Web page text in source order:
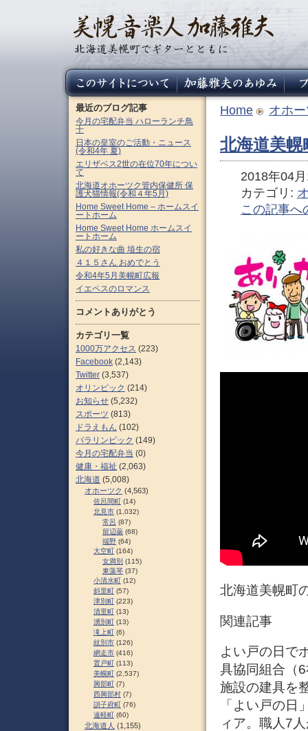
Home オホ
北海道美
2018年04
カテゴリ:
この記事へ
北海道美幌町
関連記事
よい戸の日で
具協同組合（
施設の建具を
「よい戸の
ィア。職人7
最近のブログ記事
今月の宅配弁当 ハローランチ鳥
十
日本の皇室のご活動・ニュース
(令和4年 夏)
エリザベス2世の在位70年につい
て
北海道オホーツク管内保健所 保
護犬猫情報(令和４年5月)
Home Sweet Home – ホームスイ
ートホーム
Home Sweet Home ホームスイ
ートホーム
私の好きな曲 埴生の宿
４１５さん おめでとう
令和4年5月美幌町広報
イエペスのロマンス
コメントありがとう
カテゴリ一覧
1000万アクセス (223)
Facebook (2,143)
Twitter (3,537)
オリンピック (214)
お知らせ (5,232)
スポーツ (813)
ドラえもん (102)
パラリンピック (149)
今月の宅配弁当 (0)
健康・福祉 (2,063)
北海道 (5,008)
オホーツク (4,563)
佐呂間町 (14)
北見市 (1,032)
常呂 (87)
留辺蘂 (68)
端野 (64)
大空町 (164)
女満別 (115)
東藻琴 (37)
小清水町 (12)
斜里町 (57)
津別町 (223)
清里町 (13)
湧別町 (13)
滝上町 (6)
紋別市 (126)
網走市 (416)
置戸町 (113)
美幌町 (2,537)
興部町 (7)
西興部村 (7)
訓子府町 (76)
遠軽町 (60)
北海道人 (1,155)